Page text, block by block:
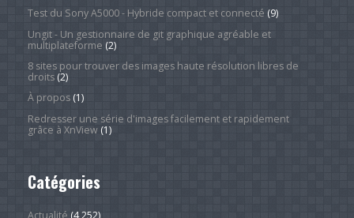
Test du Sony A5000 - Hybride compact et connecté (9)
Ungit - Un gestionnaire de git graphique agréable et
multiplateforme (2)
8 sites pour trouver des images haute résolution libres de
droits(2)
À propos(1)
Redresser une série d'images facilement et rapidement
grâce à XnView(1)
Catégories